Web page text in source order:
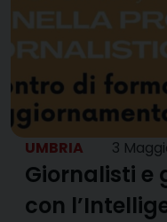
UMBRIA 3
Giornalisti e
con